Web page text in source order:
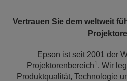
Vertrauen Sie dem weltweit
Epson ist seit 2001 der
Projektorenbereich1. Wir
Produktqualität, Technologie